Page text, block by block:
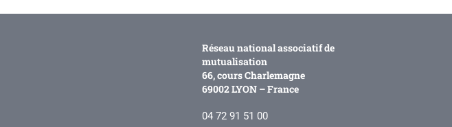
Réseau national associatif de
mutualisation
66, cours Charlemagne
69002 LYON – France
04 72 91 51 00